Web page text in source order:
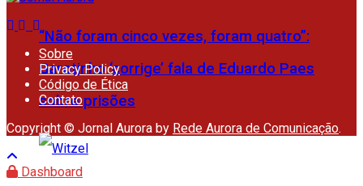
“Não foram cinco vezes, foram quatro”:
Garotinho ‘corrige’ fala de Eduardo Paes
sobre prisões
Sobre
Privacy Policy
Código de Ética
Contato
Copyright © Jornal Aurora by Rede Aurora de Comunicação.
Dashboard